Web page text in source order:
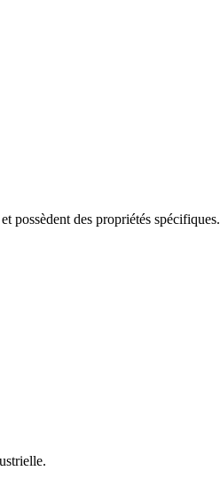
possèdent des propriétés spécifiques.